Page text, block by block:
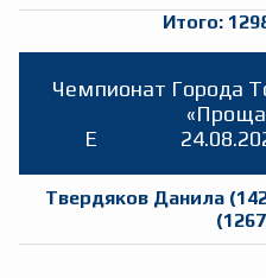
Итого:
Чемпионат Города
E
Твердяков Данила (
(1267